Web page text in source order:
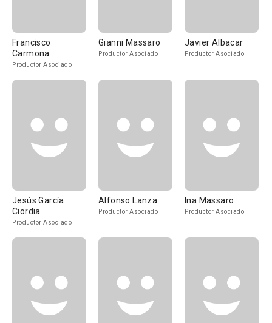
Francisco
Carmona
Productor Asociado
Gianni Massaro
Productor Asociado
Javier Albacar
Productor Asociado
Jesús García
Ciordia
Productor Asociado
Alfonso Lanza
Productor Asociado
Ina Massaro
Productor Asociado